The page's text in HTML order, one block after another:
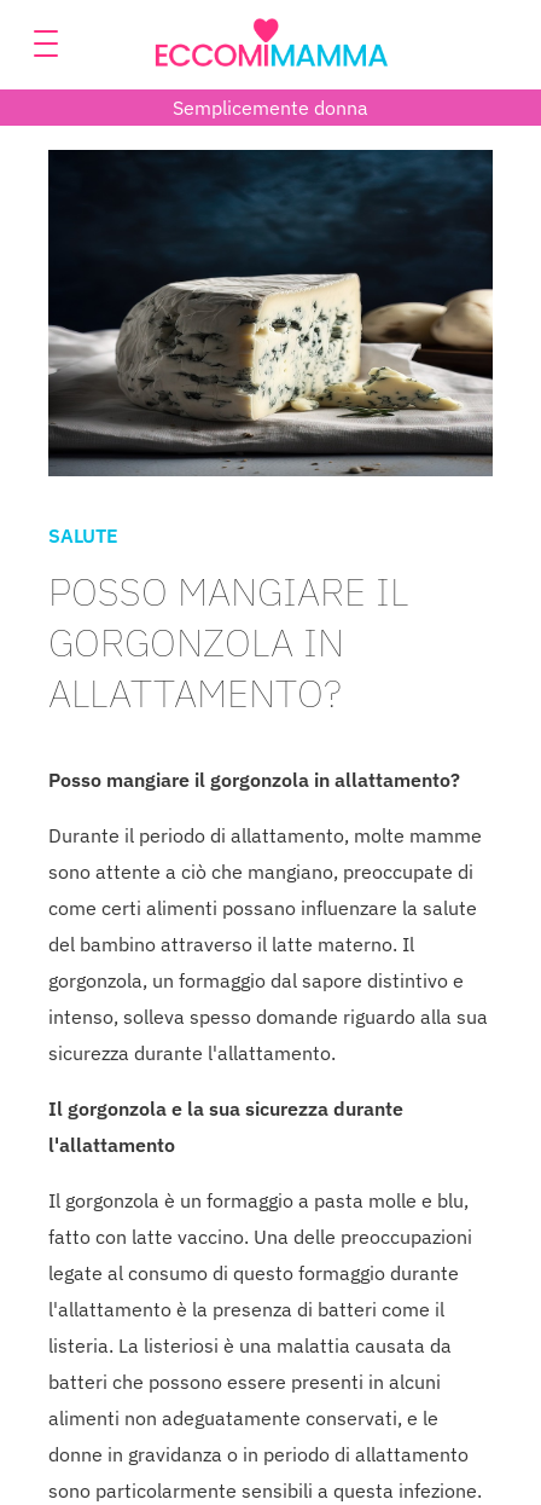
Semplicemente donna
SALUTE
POSSO MANGIARE IL
GORGONZOLA IN
ALLATTAMENTO?
Posso mangiare il gorgonzola in allattamento?
Durante il periodo di allattamento, molte mamme
sono attente a ciò che mangiano, preoccupate di
come certi alimenti possano influenzare la salute
del bambino attraverso il latte materno. Il
gorgonzola, un formaggio dal sapore distintivo e
intenso, solleva spesso domande riguardo alla sua
sicurezza durante l'allattamento.
Il gorgonzola e la sua sicurezza durante
l'allattamento
Il gorgonzola è un formaggio a pasta molle e blu,
fatto con latte vaccino. Una delle preoccupazioni
legate al consumo di questo formaggio durante
l'allattamento è la presenza di batteri come il
listeria. La listeriosi è una malattia causata da
batteri che possono essere presenti in alcuni
alimenti non adeguatamente conservati, e le
donne in gravidanza o in periodo di allattamento
sono particolarmente sensibili a questa infezione.